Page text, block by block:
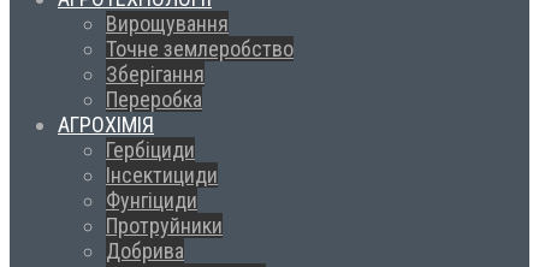
Вирощування
Точне землеробство
Зберігання
Переробка
АГРОХІМІЯ
Гербіциди
Інсектициди
Фунгіциди
Протруйники
Добрива